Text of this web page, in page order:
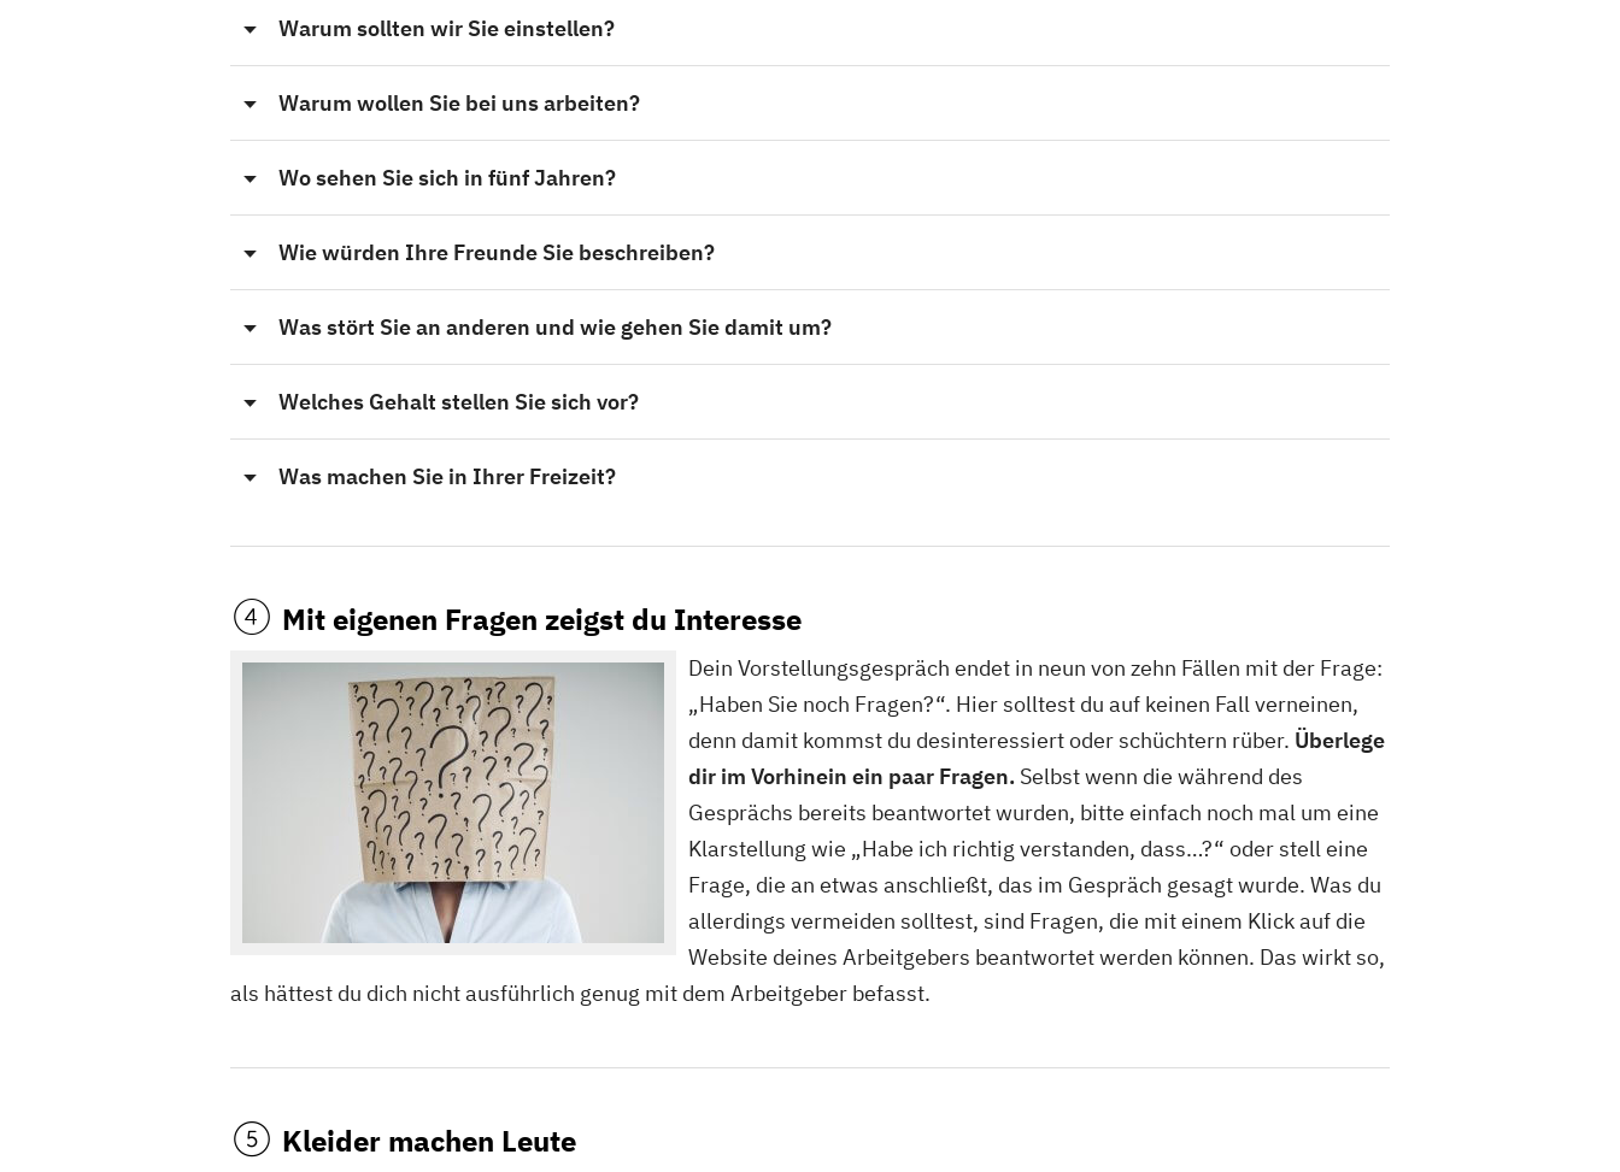
Warum sollten wir Sie einstellen?
Warum wollen Sie bei uns arbeiten?
Wo sehen Sie sich in fünf Jahren?
Wie würden Ihre Freunde Sie beschreiben?
Was stört Sie an anderen und wie gehen Sie damit um?
Welches Gehalt stellen Sie sich vor?
Was machen Sie in Ihrer Freizeit?
Mit eigenen Fragen zeigst du Interesse
Dein Vorstellungsgespräch endet in neun von zehn Fällen mit der Frage:
„Haben Sie noch Fragen?“. Hier solltest du auf keinen Fall verneinen,
denn damit kommst du desinteressiert oder schüchtern rüber. Überlege
dir im Vorhinein ein paar Fragen. Selbst wenn die während des
Gesprächs bereits beantwortet wurden, bitte einfach noch mal um eine
Klarstellung wie „Habe ich richtig verstanden, dass…?“ oder stell eine
Frage, die an etwas anschließt, das im Gespräch gesagt wurde. Was du
allerdings vermeiden solltest, sind Fragen, die mit einem Klick auf die
Website deines Arbeitgebers beantwortet werden können. Das wirkt so,
als hättest du dich nicht ausführlich genug mit dem Arbeitgeber befasst.
Kleider machen Leute